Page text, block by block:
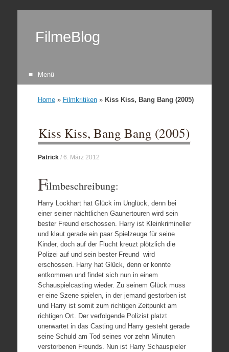
FilmeBlog
Menü
Home» Filmkritiken» Kiss Kiss, Bang Bang (2005)
Kiss Kiss, Bang Bang (2005)
Patrick/ 6. März 2012
Filmbeschreibung:
Harry Lockhart hat Glück im Unglück, denn bei
einer seiner nächtlichen Gaunertouren wird sein
bester Freund erschossen. Harry ist Kleinkrimineller
und klaut gerade ein paar Spielzeuge für seine
Kinder, doch auf der Flucht kreuzt plötzlich die
Polizei auf und sein bester Freund wird
erschossen. Harry hat Glück, denn er konnte
entkommen und findet sich nun in einem
Schauspielcasting wieder. Zu seinem Glück muss
er eine Szene spielen, in der jemand gestorben ist
und Harry ist somit zum richtigen Zeitpunkt am
richtigen Ort. Der verfolgende Polizist platzt
unerwartet in das Casting und Harry gesteht gerade
seine Schuld am Tod seines vor zehn Minuten
verstorbenen Freunds. Nun ist Harry Schauspieler